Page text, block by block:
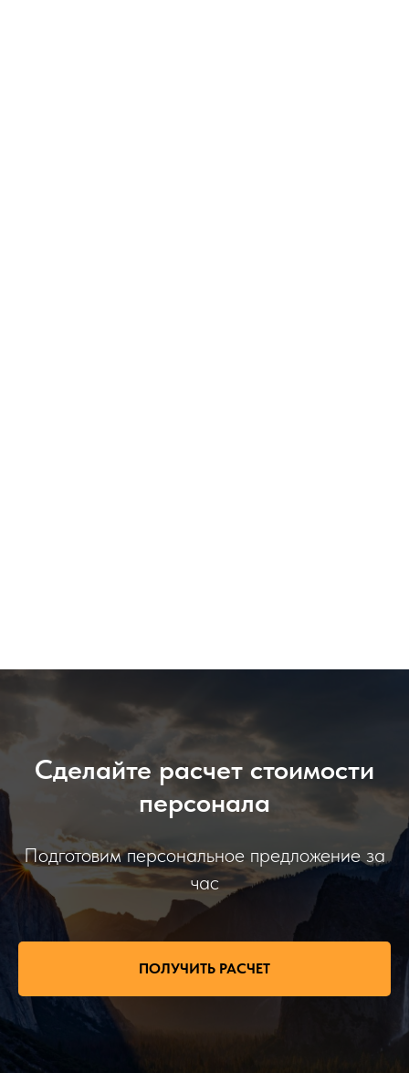
Сделайте расчет стоимости
персонала
Подготовим персональное предложение за
час
ПОЛУЧИТЬ РАСЧЕТ